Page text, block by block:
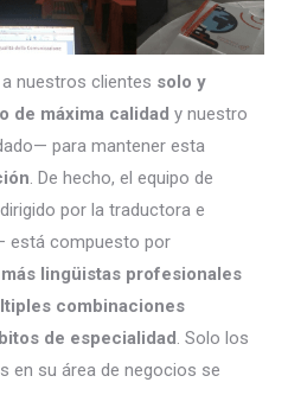
nuestros clientes solo y
de máxima calidad y nuestro
para mantener esta
. De hecho, el equipo de
por la traductora e
está compuesto por
lingüistas profesionales
combinaciones
de especialidad. Solo los
en su área de negocios se